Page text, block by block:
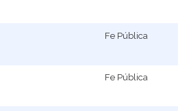
Fe Pública
Fe Pública